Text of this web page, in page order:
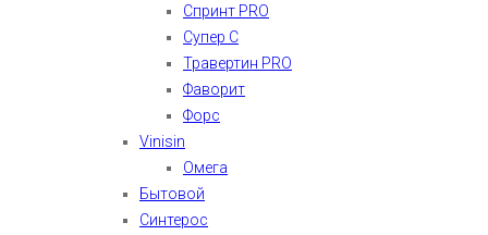
Спринт PRO
Супер С
Травертин PRO
Фаворит
Форс
Vinisin
Омега
Бытовой
Синтерос